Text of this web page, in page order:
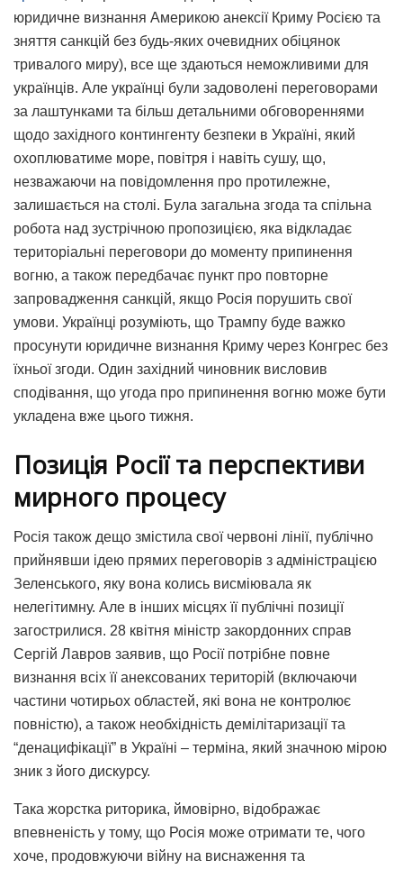
юридичне визнання Америкою анексії Криму Росією та
зняття санкцій без будь-яких очевидних обіцянок
тривалого миру), все ще здаються неможливими для
українців. Але українці були задоволені переговорами
за лаштунками та більш детальними обговореннями
щодо західного контингенту безпеки в Україні, який
охоплюватиме море, повітря і навіть сушу, що,
незважаючи на повідомлення про протилежне,
залишається на столі. Була загальна згода та спільна
робота над зустрічною пропозицією, яка відкладає
територіальні переговори до моменту припинення
вогню, а також передбачає пункт про повторне
запровадження санкцій, якщо Росія порушить свої
умови. Українці розуміють, що Трампу буде важко
просунути юридичне визнання Криму через Конгрес без
їхньої згоди. Один західний чиновник висловив
сподівання, що угода про припинення вогню може бути
укладена вже цього тижня.
Позиція Росії та перспективи
мирного процесу
Росія також дещо змістила свої червоні лінії, публічно
прийнявши ідею прямих переговорів з адміністрацією
Зеленського, яку вона колись висміювала як
нелегітимну. Але в інших місцях її публічні позиції
загострилися. 28 квітня міністр закордонних справ
Сергій Лавров заявив, що Росії потрібне повне
визнання всіх її анексованих територій (включаючи
частини чотирьох областей, які вона не контролює
повністю), а також необхідність демілітаризації та
“денацифікації” в Україні – терміна, який значною мірою
зник з його дискурсу.
Така жорстка риторика, ймовірно, відображає
впевненість у тому, що Росія може отримати те, чого
хоче, продовжуючи війну на виснаження та